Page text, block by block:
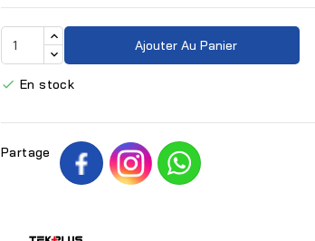
Ajouter Au Panier
 En stock
Partage